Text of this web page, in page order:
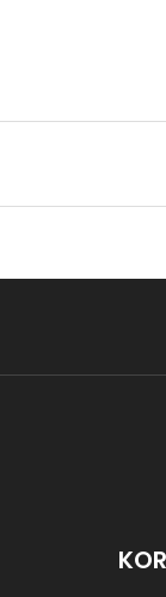
Trosjed Ari